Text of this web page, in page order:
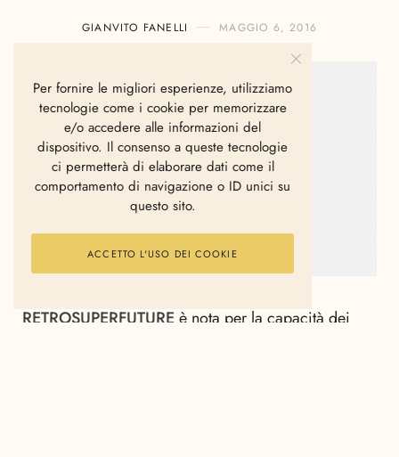
GIANVITO FANELLI MAGGIO 6, 2016
RETROSUPERFUTURE è nota per la capacità dei
Per fornire le migliori esperienze, utilizziamo
tecnologie come i cookie per memorizzare
e/o accedere alle informazioni del
dispositivo. Il consenso a queste tecnologie
ci permetterà di elaborare dati come il
comportamento di navigazione o ID unici su
questo sito.
ACCETTO L'USO DEI COOKIE